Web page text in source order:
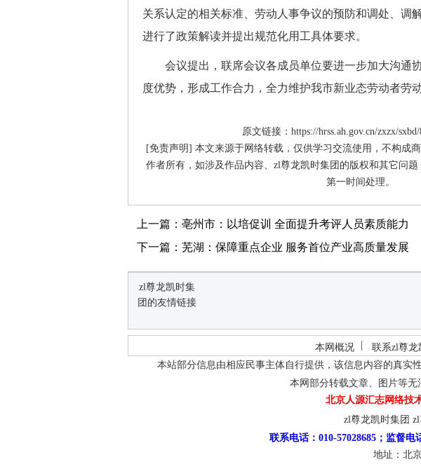
关系认定的相关标准、劳动人事争议的预防和调处、调
进行了政策解读并提出规范化用工具体要求。
会议提出，联席会议各成员单位要进一步加大沟通协
度优势，形成工作合力，全力维护我市新业态劳动者劳
原文链接：https://hrss.ah.gov.cn/zxzx/
[免责声明] 本文来源于网络转载，仅供学习交流使用，不构成
作者所有，如涉及作品内容、zl尊龙凯时集团的版权和其它问
第一时间处理。
上一篇：亳州市：以培促训 全面提升考评人员素质能力
下一篇：芜湖：保障重点企业 服务首位产业高质量发展
zl尊龙凯时集
团的友情链接
本网概况 联系zl尊龙
本站部分信息由相应民事主体自行提供，该信息内容的真实
本网部分转载文章、图片等无
北京人源汇志网络技
zl尊龙凯时集团
联系电话：010-57028685；监督电
地址：北